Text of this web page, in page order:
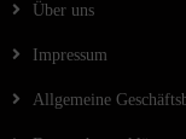
Über uns
Impressum
Allgemeine